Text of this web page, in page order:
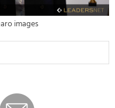
images